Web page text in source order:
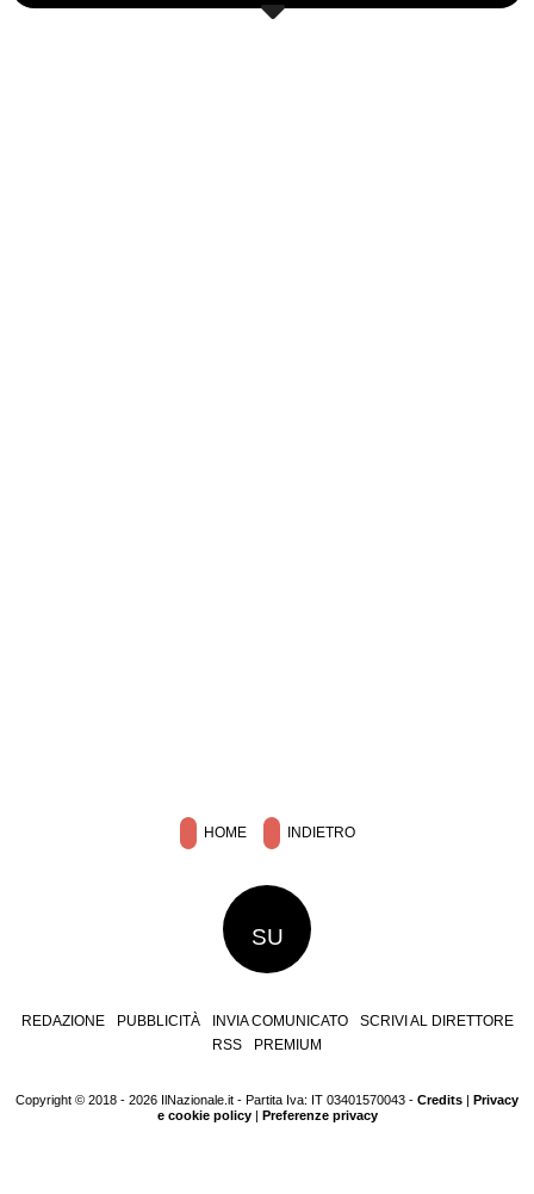
HOME INDIETRO
SU
REDAZIONE PUBBLICITÀ INVIA COMUNICATO
SCRIVI AL DIRETTORE
RSS
PREMIUM
Copyright © 2018 - 2026 IlNazionale.it - Partita Iva: IT 03401570043 - Credits
Privacy
e cookie policy| Preferenze privacy